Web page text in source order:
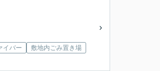
イバー
敷地内ごみ置き場